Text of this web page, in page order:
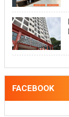
FACEBOOK